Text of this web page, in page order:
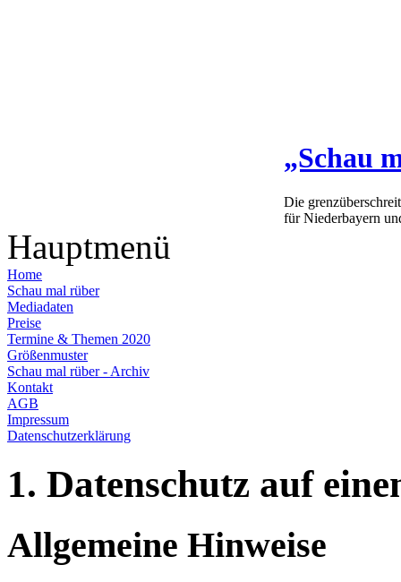
„Schau
Die
für Niederbayern
Hauptmenü
Home
Schau mal rüber
Mediadaten
Preise
Termine & Themen 2020
Größenmuster
Schau mal rüber - Archiv
Kontakt
AGB
Impressum
Datenschutzerklärung
1. Datenschutz auf
Allgemeine Hinweise